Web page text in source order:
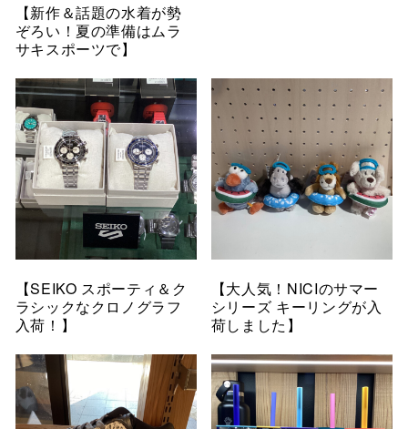
【新作＆話題の水着が勢
ぞろい！夏の準備はムラ
サキスポーツで】
【SEIKO スポーティ＆ク
ラシックなクロノグラフ
入荷！】
【大人気！NICIのサマー
シリーズ キーリングが入
荷しました】